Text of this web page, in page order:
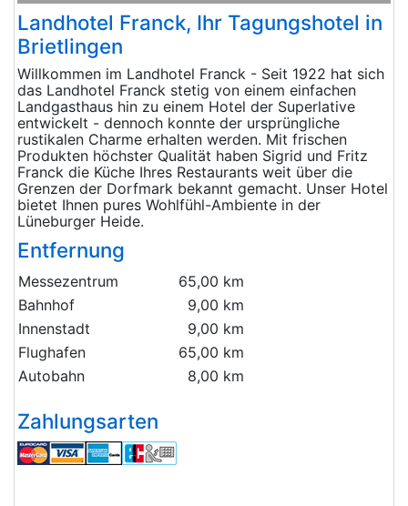
Landhotel Franck, Ihr Tagungshotel in
Brietlingen
Willkommen im Landhotel Franck - Seit 1922 hat sich
das Landhotel Franck stetig von einem einfachen
Landgasthaus hin zu einem Hotel der Superlative
entwickelt - dennoch konnte der ursprüngliche
rustikalen Charme erhalten werden. Mit frischen
Produkten höchster Qualität haben Sigrid und Fritz
Franck die Küche Ihres Restaurants weit über die
Grenzen der Dorfmark bekannt gemacht. Unser Hotel
bietet Ihnen pures Wohlfühl-Ambiente in der
Lüneburger Heide.
Entfernung
Messezentrum
65,00 km
Bahnhof
9,00 km
Innenstadt
9,00 km
Flughafen
65,00 km
Autobahn
8,00 km
Zahlungsarten